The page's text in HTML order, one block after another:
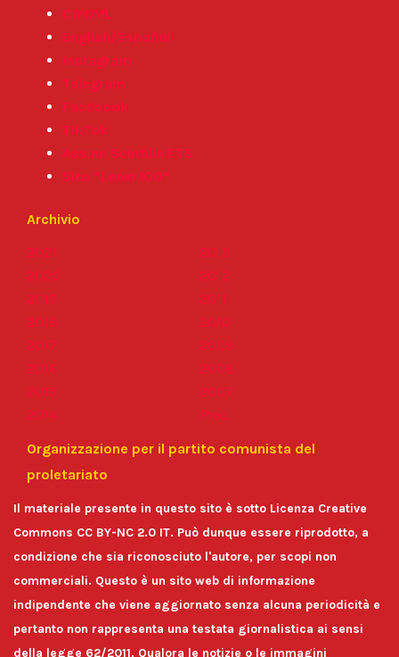
CIPOML
English/Español
Instagram
Telegram
Facebook
TikTok
Ass.ne Scintilla ETS
Sito “Lenin 100”
Archivio
2021
2020
2019
2018
2017
2016
2015
2014
2013
2012
2011
2010
2009
2008
2007
Prec.
Organizzazione per il partito comunista del
proletariato
Il materiale presente in questo sito è sotto Licenza Creative
Commons CC BY-NC 2.0 IT. Può dunque essere riprodotto, a
condizione che sia riconosciuto l'autore, per scopi non
commerciali. Questo è un sito web di informazione
indipendente che viene aggiornato senza alcuna periodicità e
pertanto non rappresenta una testata giornalistica ai sensi
della legge 62/2011. Qualora le notizie o le immagini